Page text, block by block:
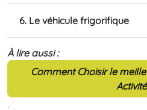
6. Le véhicule frigorifique
À lire aussi :
Comment Choisir le
.